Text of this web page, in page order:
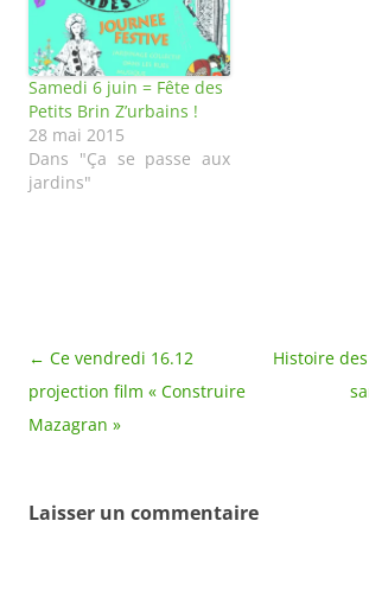
Samedi 6 juin = Fête des
Petits Brin Z’urbains !
28 mai 2015
Dans "Ça se passe aux
jardins"
Navigation
des
articles
← Ce vendredi 16.12
projection film « Construire
Mazagran »
Histoire
Laisser un commentaire